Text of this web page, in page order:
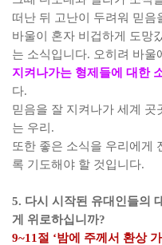
떠난 뒤 고난이 두려워 믿
바울이 혼자 비겁하게 도망
는 소식입니다. 오히려 바울
지켜나가는 형제들에 대한
다.
믿음을 잘 지켜나가 세계
는 우리 .
또한 좋은 소식을 우리에게
록 기도해야 할 것입니다.
5. 다시 시작된 유대인들의
게 위로하십니까?
9~11 절 ‘밤에 주께서 환상